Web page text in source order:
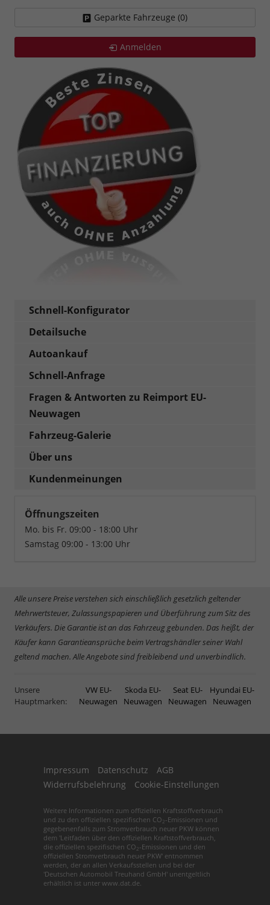
Geparkte Fahrzeuge (0)
Anmelden
Schnell-Konfigurator
Detailsuche
Autoankauf
Schnell-Anfrage
Fragen & Antworten zu Reimport EU-
Neuwagen
Fahrzeug-Galerie
Über uns
Kundenmeinungen
Öffnungszeiten
Mo. bis Fr. 09:00 - 18:00 Uhr
Samstag 09:00 - 13:00 Uhr
Alle unsere Preise verstehen sich einschließlich gesetzlich geltender
Mehrwertsteuer, Zulassungspapieren und Überführung zum Sitz des
Verkäufers. Die Garantie ist an das Fahrzeug gebunden. Das heißt, der
Käufer kann Garantieansprüche beim Vertragshändler seiner Wahl
geltend machen. Alle Angebote sind freibleibend und unverbindlich.
Unsere
Hauptmarken:
VW EU-
Neuwagen
Skoda EU-
Neuwagen
Seat EU-
Neuwagen
Hyundai EU-
Neuwagen
Impressum Datenschutz
AGB
Widerrufsbelehrung
Cookie-Einstellungen
Weitere Informationen zum offiziellen Kraftstoffverbrauch
und zu den offiziellen spezifischen CO2 -Emissionen und
gegebenenfalls zum Stromverbrauch neuer PKW können
dem 'Leitfaden über den offiziellen Kraftstoffverbrauch,
die offiziellen spezifischen CO2 -Emissionen und den
offiziellen Stromverbrauch neuer PKW' entnommen
werden, der an allen Verkaufsstellen und bei der
'Deutschen Automobil Treuhand GmbH' unentgeltlich
erhältlich ist unter www.dat.de.